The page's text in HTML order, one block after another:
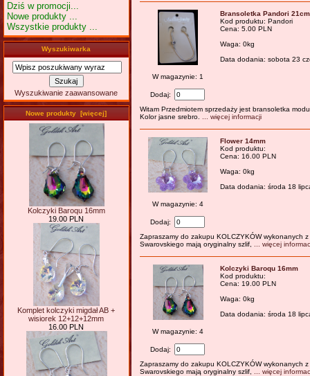
Dziś w promocji...
Nowe produkty ...
Wszystkie produkty ...
Wyszukiwarka
Wyszukiwanie zaawansowane
Nowe produkty [więcej]
Kolczyki Baroqu 16mm
19.00 PLN
Komplet kolczyki migdał AB +
wisiorek 12+12+12mm
16.00 PLN
W magazynie: 1
Dodaj:
Bransoletka Pandori 21cm
Kod produktu: Pandori
Cena: 5.00 PLN
Waga: 0kg
Data dodania: sobota 23
Witam Przedmiotem sprzedaży jest bransoletka
Kolor jasne srebro.
... więcej informacji
W magazynie: 4
Dodaj:
Flower 14mm
Kod produktu:
Cena: 16.00 PLN
Waga: 0kg
Data dodania: środa 18
Zapraszamy do zakupu KOLCZYKÓW wykonanych
Swarovskiego mają oryginalny szlif,
... więcej
W magazynie: 4
Dodaj:
Kolczyki Baroqu 16mm
Kod produktu:
Cena: 19.00 PLN
Waga: 0kg
Data dodania: środa 18
Zapraszamy do zakupu KOLCZYKÓW wykonanych
Swarovskiego mają oryginalny szlif,
... więcej